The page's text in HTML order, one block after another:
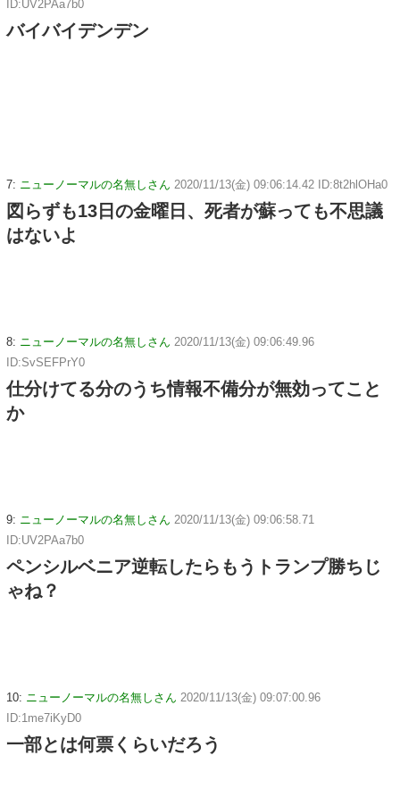
ID:UV2PAa7b0
バイバイデンデン
7: ニューノーマルの名無しさん 2020/11/13(金) 09:06:14.42 ID:8t2hlOHa0
図らずも13日の金曜日、死者が蘇っても不思議
はないよ
8: ニューノーマルの名無しさん 2020/11/13(金) 09:06:49.96
ID:SvSEFPrY0
仕分けてる分のうち情報不備分が無効ってこと
か
9: ニューノーマルの名無しさん 2020/11/13(金) 09:06:58.71
ID:UV2PAa7b0
ペンシルベニア逆転したらもうトランプ勝ちじ
ゃね？
10: ニューノーマルの名無しさん 2020/11/13(金) 09:07:00.96
ID:1me7iKyD0
一部とは何票くらいだろう